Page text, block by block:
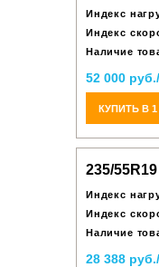
Индекс
Индекс
Наличие
52 000
КУПИТЬ В
235/55R19
Индекс
Индекс
Наличие
28 388